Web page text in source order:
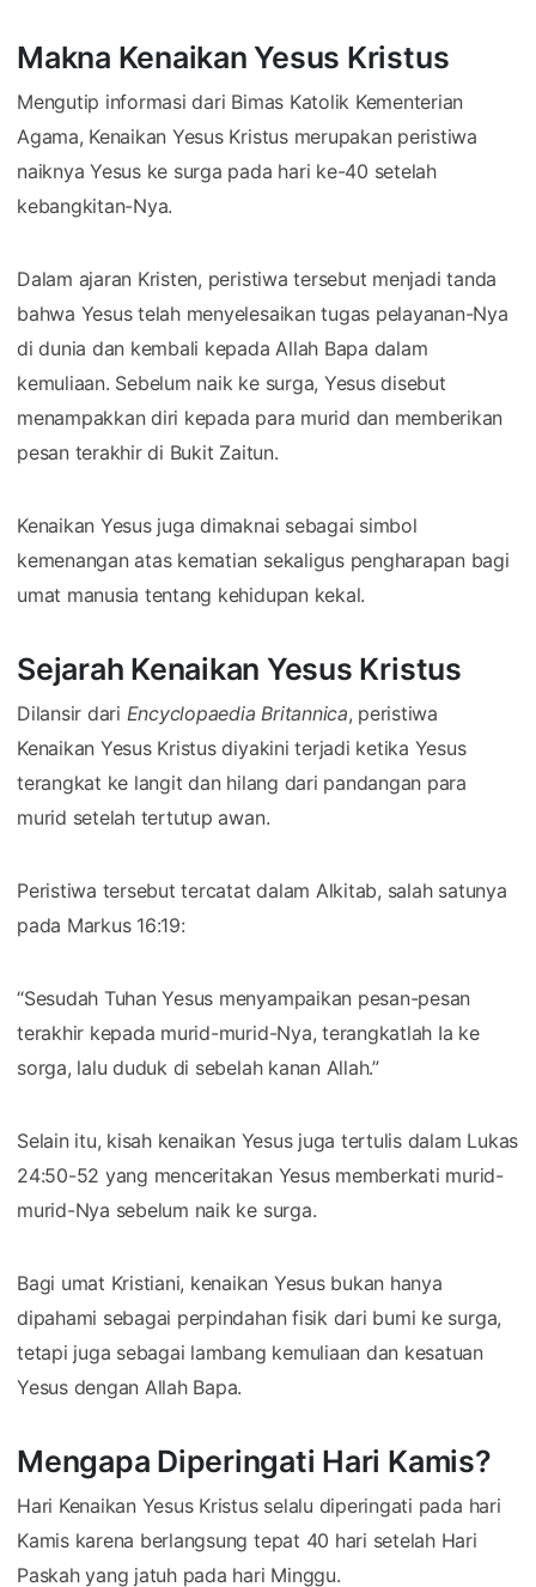
Makna Kenaikan Yesus Kristus
Mengutip informasi dari Bimas Katolik Kementerian
Agama⁠, Kenaikan Yesus Kristus merupakan peristiwa
naiknya Yesus ke surga pada hari ke-40 setelah
kebangkitan-Nya.
Dalam ajaran Kristen, peristiwa tersebut menjadi tanda
bahwa Yesus telah menyelesaikan tugas pelayanan-Nya
di dunia dan kembali kepada Allah Bapa dalam
kemuliaan. Sebelum naik ke surga, Yesus disebut
menampakkan diri kepada para murid dan memberikan
pesan terakhir di Bukit Zaitun.
Kenaikan Yesus juga dimaknai sebagai simbol
kemenangan atas kematian sekaligus pengharapan bagi
umat manusia tentang kehidupan kekal.
Sejarah Kenaikan Yesus Kristus
Dilansir dari Encyclopaedia Britannica⁠, peristiwa
Kenaikan Yesus Kristus diyakini terjadi ketika Yesus
terangkat ke langit dan hilang dari pandangan para
murid setelah tertutup awan.
Peristiwa tersebut tercatat dalam Alkitab, salah satunya
pada Markus 16:19:
“Sesudah Tuhan Yesus menyampaikan pesan-pesan
terakhir kepada murid-murid-Nya, terangkatlah Ia ke
sorga, lalu duduk di sebelah kanan Allah.”
Selain itu, kisah kenaikan Yesus juga tertulis dalam Lukas
24:50-52 yang menceritakan Yesus memberkati murid-
murid-Nya sebelum naik ke surga.
Bagi umat Kristiani, kenaikan Yesus bukan hanya
dipahami sebagai perpindahan fisik dari bumi ke surga,
tetapi juga sebagai lambang kemuliaan dan kesatuan
Yesus dengan Allah Bapa.
Mengapa Diperingati Hari Kamis?
Hari Kenaikan Yesus Kristus selalu diperingati pada hari
Kamis karena berlangsung tepat 40 hari setelah Hari
Paskah yang jatuh pada hari Minggu.